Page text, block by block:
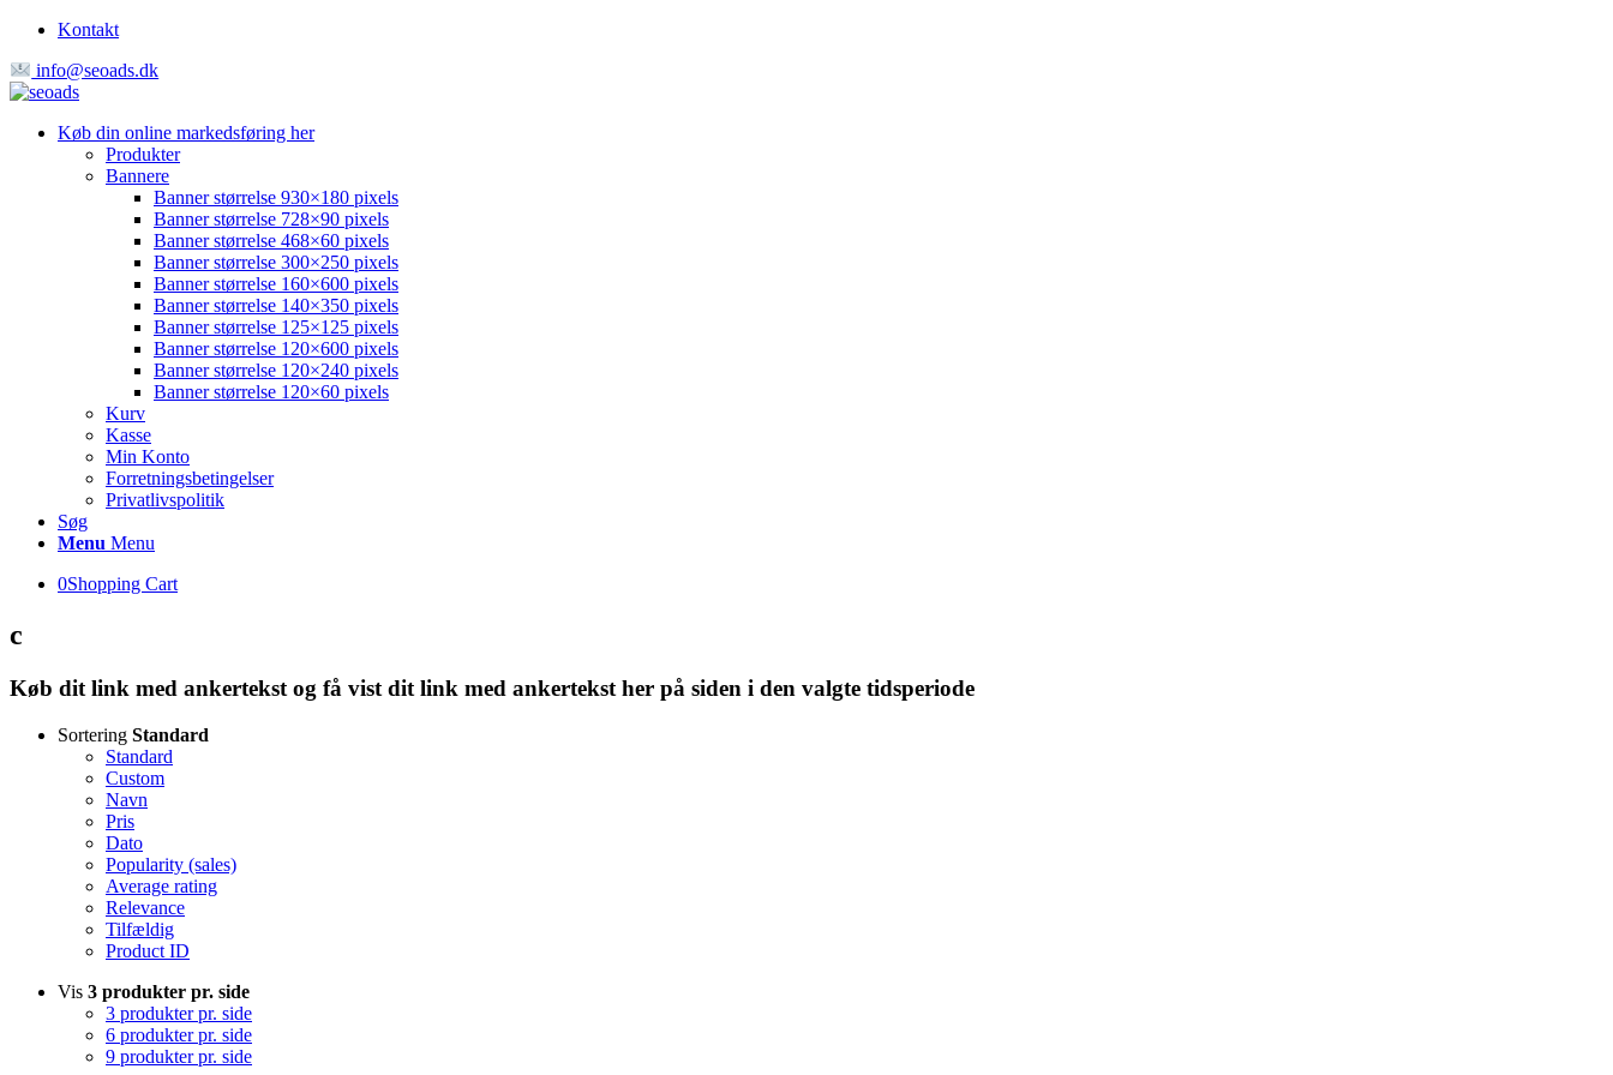
Kontakt
info@seoads.dk
Køb din online markedsføring her
Produkter
Bannere
Banner størrelse 930×180 pixels
Banner størrelse 728×90 pixels
Banner størrelse 468×60 pixels
Banner størrelse 300×250 pixels
Banner størrelse 160×600 pixels
Banner størrelse 140×350 pixels
Banner størrelse 125×125 pixels
Banner størrelse 120×600 pixels
Banner størrelse 120×240 pixels
Banner størrelse 120×60 pixels
Kurv
Kasse
Min Konto
Forretningsbetingelser
Privatlivspolitik
Søg
Menu Menu
0Shopping Cart
c
Køb dit link med ankertekst og få vist dit link med ankertekst her på siden i den valgte tidsperiode
Sortering Standard
Standard
Custom
Navn
Pris
Dato
Popularity (sales)
Average rating
Relevance
Tilfældig
Product ID
Vis 3 produkter pr. side
3 produkter pr. side
6 produkter pr. side
9 produkter pr. side